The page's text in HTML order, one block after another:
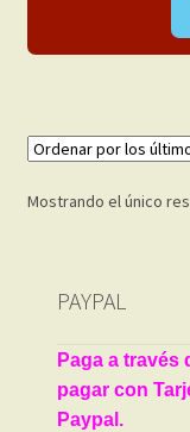
Mostrando el único
PAYPAL
Paga a través
pagar con
Paypal.